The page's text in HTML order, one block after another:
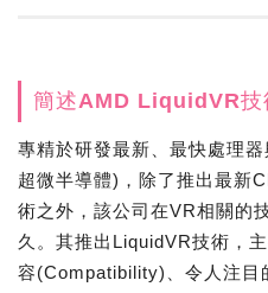
簡述AMD LiquidVR技
專精於研發最新、最快處理
超微半導體)，除了推出最新
術之外，該公司在VR相關的
久。其推出LiquidVR技術，
容(Compatibility)、令人注